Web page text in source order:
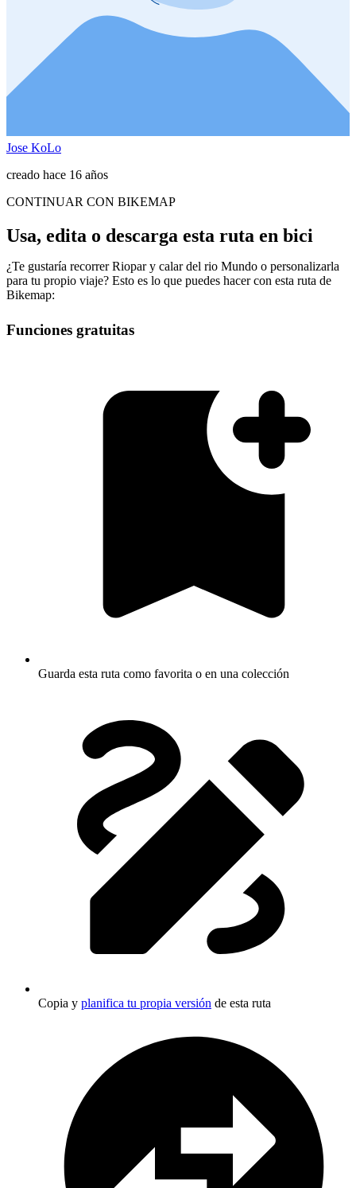
Jose KoLo
creado hace 16 años
CONTINUAR CON BIKEMAP
Usa, edita o descarga esta ruta en bici
¿Te gustaría recorrer Riopar y calar del rio Mundo o personalizarla
para tu propio viaje? Esto es lo que puedes hacer con esta ruta de
Bikemap:
Funciones gratuitas
Guarda esta ruta como favorita o en una colección
Copia y planifica tu propia versión de esta ruta